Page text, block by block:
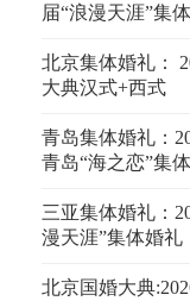
届“浪漫天涯”集
北京集体婚礼：
大典汉式+西式
青岛集体婚礼：
青岛“海之恋”集
三亚集体婚礼：
漫天涯”集体婚礼
北京国婚大典